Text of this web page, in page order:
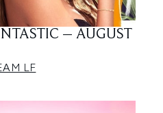
– AUGUST
LF